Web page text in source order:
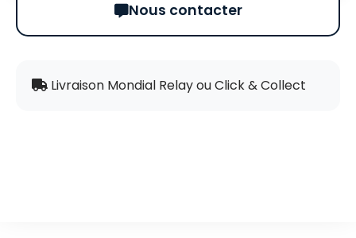
Nous contacter
Livraison Mondial Relay ou Click & Collect